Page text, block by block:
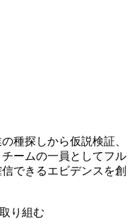
種探しから仮説検証、
ームの一員としてフル
できるエビデンスを創
り組む